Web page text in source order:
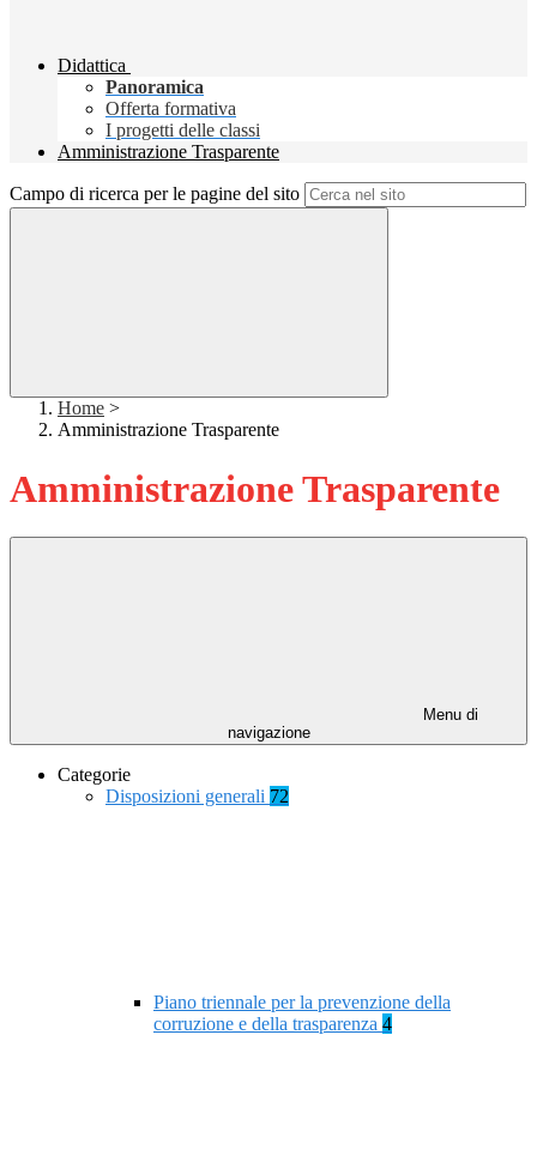
Didattica
Panoramica
Offerta formativa
I progetti delle classi
Amministrazione Trasparente
Campo di ricerca per le pagine del sito
Home >
Amministrazione Trasparente
Amministrazione Trasparente
Menu di
navigazione
Categorie
Disposizioni generali 72
Piano triennale per la prevenzione della
corruzione e della trasparenza 4